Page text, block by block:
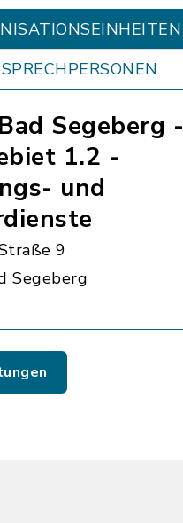
Segeberg -
1.2 -
und
9
Segeberg